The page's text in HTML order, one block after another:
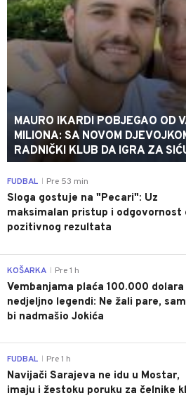
MAURO IKARDI POBJEGAO OD
MILIONA: SA NOVOM
RADNIČKI KLUB DA IGRA ZA
FUDBAL Pre 53 min
Sloga gostuje na "Pecari": Uz
maksimalan pristup i odgovornost
pozitivnog rezultata
KOŠARKA Pre 1 h
Vembanjama plaća 100.000 dolara
nedjeljno legendi: Ne žali pare,
bi nadmašio Jokića
FUDBAL Pre 1 h
Navijači Sarajeva ne idu u Mostar,
imaju i žestoku poruku za čelnike